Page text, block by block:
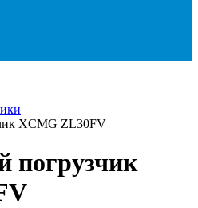
XCMG ZL30FV
погрузчик